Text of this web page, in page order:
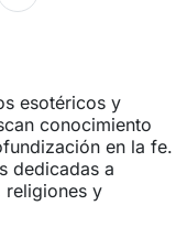
esotéricos y
conocimiento
en la fe.
dedicadas a
religiones y